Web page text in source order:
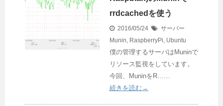
rrdcachedを使う
2016/05/24
サーバー
Munin, RaspberryPi, Ubuntu
僕の管理するサーバはMuninで
リソース監視をしています。
今回、MuninをR……
続きを読む→